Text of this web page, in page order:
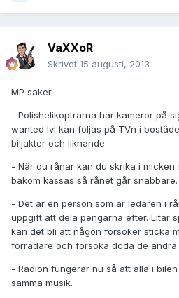
VaXXoR
Skrivet 15 augusti, 2013
MP saker
- Polishelikoptrarna har kameror på
wanted lvl kan följas på TVn i
biljakter och liknande.
- När du rånar kan du skrika i
bakom kassas så rånet går snabbare.
- Det är en person som är ledaren i
uppgift att dela pengarna efter. Litar
kan det bli att någon försöker sticka
förrädare och försöka döda de andra
- Radion fungerar nu så att alla i
samma musik.